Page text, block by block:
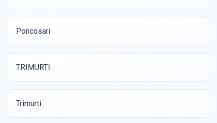
Poncosari
TRIMURTI
Trimurti